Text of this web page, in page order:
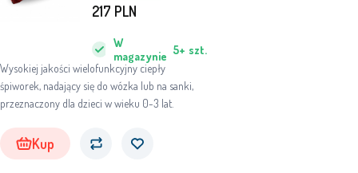
Wysokiej jakości wielofunkcyjny ciepły
śpiworek, nadający się do wózka lub na sanki,
przeznaczony dla dzieci w wieku 0-3 lat.
W
magazynie 5+ szt.
217 PLN
Kup